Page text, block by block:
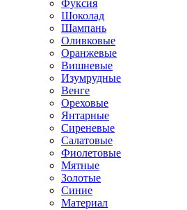
Фуксия
Шоколад
Шампань
Оливковые
Оранжевые
Вишневые
Изумрудные
Венге
Ореховые
Янтарные
Сиреневые
Салатовые
Фиолетовые
Мятные
Золотые
Синие
Материал